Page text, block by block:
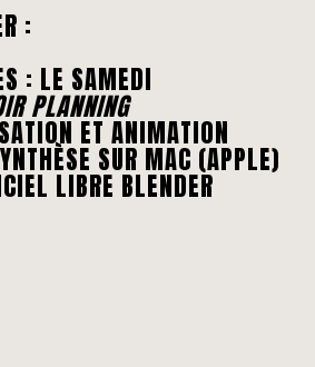
:
LE SAMEDI
PLANNING
ET ANIMATION
SUR MAC (APPLE)
LIBRE BLENDER